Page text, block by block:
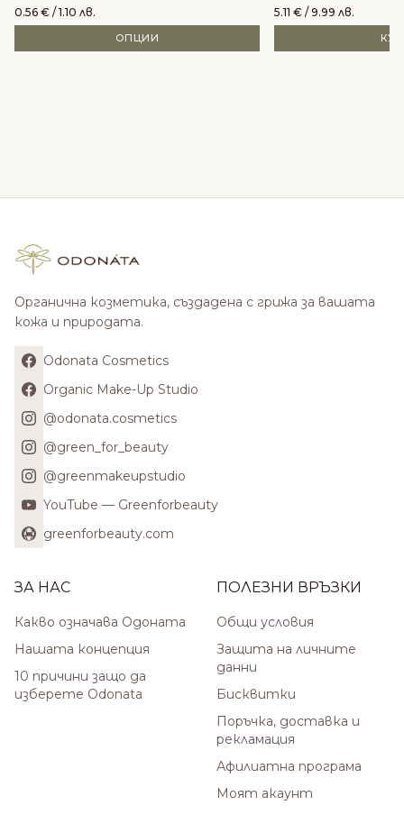
0.56 € / 1.10 лв.
ОПЦИИ
5.11 € / 9.99 лв.
Органична козметика, създадена с грижа за вашата
кожа и природата.
Odonata Cosmetics
Organic Make-Up Studio
@odonata.cosmetics
@green_for_beauty
@greenmakeupstudio
YouTube — Greenforbeauty
greenforbeauty.com
ЗА НАС
Какво означава Одоната
Нашата концепция
10 причини защо да
изберете Odonata
ПОЛЕЗНИ ВРЪЗКИ
Общи условия
Защита на личните
данни
Бисквитки
Поръчка, доставка и
рекламация
Афилиатна програма
Моят акаунт